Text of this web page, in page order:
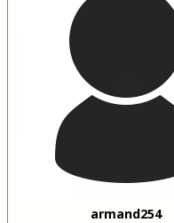
armand254